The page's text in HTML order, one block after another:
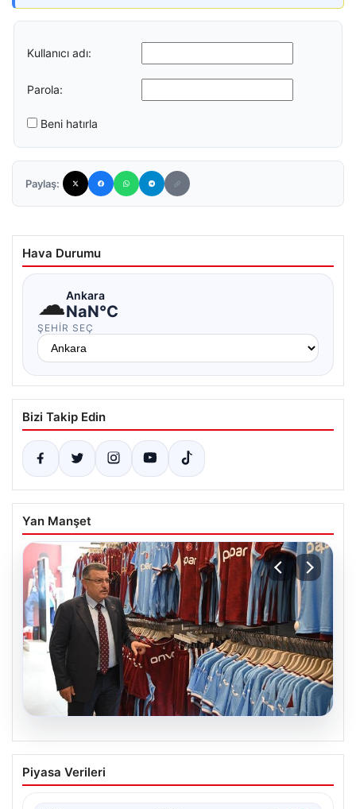
Kullanıcı adı:
Parola:
Beni hatırla
Paylaş:
Hava Durumu
☁Ankara
NaN°C
ŞEHIR SEÇ
Bizi Takip Edin
Yan Manşet
06.08.2026
Ahmet Metin Genç’in forma
kampanyasıyla ilgili belediyeden
Piyasa Verileri